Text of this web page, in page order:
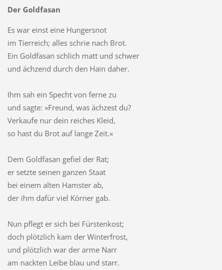
Der Goldfasan
Es war einst eine Hungersnot
im Tierreich; alles schrie nach Brot.
Ein Goldfasan schlich matt und schwer
und ächzend durch den Hain daher.
Ihm sah ein Specht von ferne zu
und sagte: »Freund, was ächzest du?
Verkaufe nur dein reiches Kleid,
so hast du Brot auf lange Zeit.«
Dem Goldfasan gefiel der Rat;
er setzte seinen ganzen Staat
bei einem alten Hamster ab,
der ihm dafür viel Körner gab.
Nun pflegt er sich bei Fürstenkost;
doch plötzlich kam der Winterfrost,
und plötzlich war der arme Narr
am nackten Leibe blau und starr.